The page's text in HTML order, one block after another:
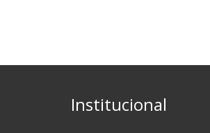
Institucional